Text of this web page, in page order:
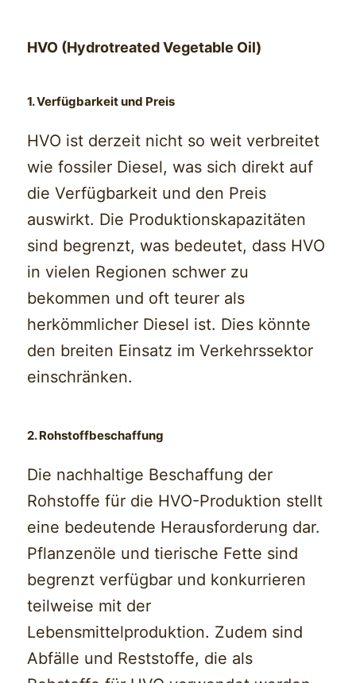
HVO (Hydrotreated Vegetable Oil)
1. Verfügbarkeit und Preis
HVO ist derzeit nicht so weit verbreitet
wie fossiler Diesel, was sich direkt auf
die Verfügbarkeit und den Preis
auswirkt. Die Produktionskapazitäten
sind begrenzt, was bedeutet, dass HVO
in vielen Regionen schwer zu
bekommen und oft teurer als
herkömmlicher Diesel ist. Dies könnte
den breiten Einsatz im Verkehrssektor
einschränken.
2. Rohstoffbeschaffung
Die nachhaltige Beschaffung der
Rohstoffe für die HVO-Produktion stellt
eine bedeutende Herausforderung dar.
Pflanzenöle und tierische Fette sind
begrenzt verfügbar und konkurrieren
teilweise mit der
Lebensmittelproduktion. Zudem sind
Abfälle und Reststoffe, die als